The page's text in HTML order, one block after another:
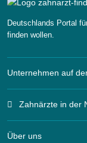
Deutschlands Portal
finden wollen.
Unternehmen auf
Zahnärzte in der
Über uns